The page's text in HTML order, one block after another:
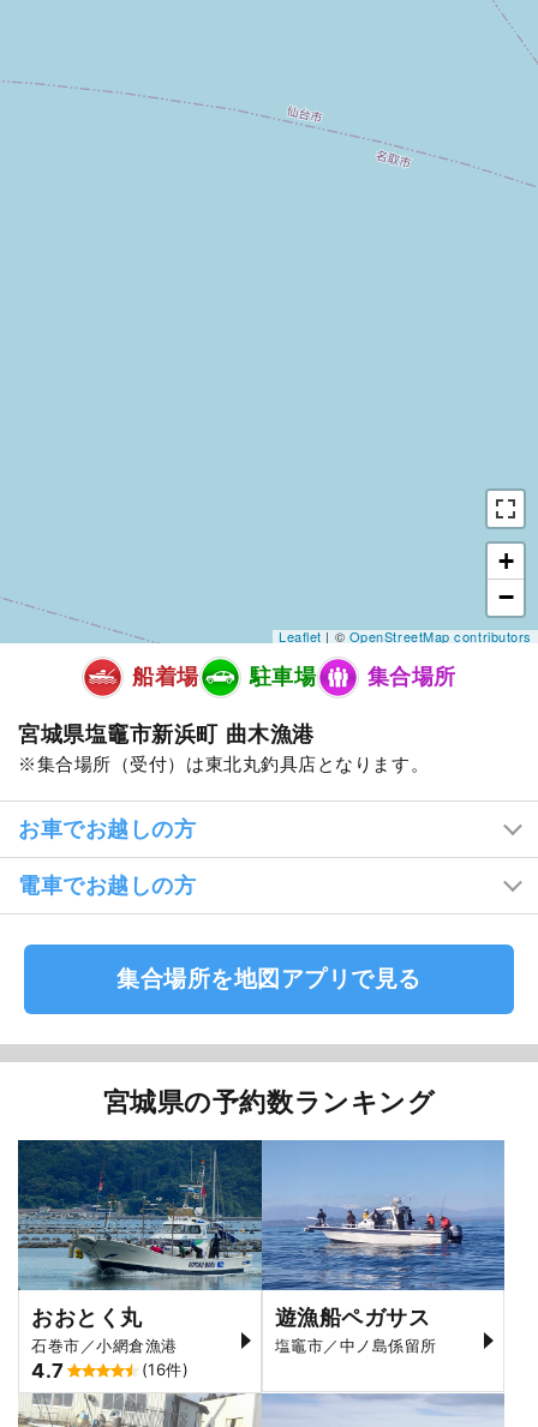
+
−
Leaflet| ©OpenStreetMap contributors
船着場 駐車場 集合場所
宮城県塩竈市新浜町 曲木漁港
集合場所（受付）は東北丸釣具店となります。
お車でお越しの方
電車でお越しの方
集合場所を地図アプリで見る
宮城県の予約数ランキング
おおとく丸
石巻市／小網倉漁港
4.7 (16件)
遊漁船ペガサス
塩竈市／中ノ島係留所